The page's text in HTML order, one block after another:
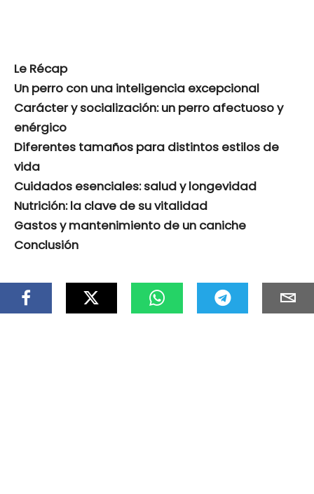
Le Récap
Un perro con una inteligencia excepcional
Carácter y socialización: un perro afectuoso y
enérgico
Diferentes tamaños para distintos estilos de
vida
Cuidados esenciales: salud y longevidad
Nutrición: la clave de su vitalidad
Gastos y mantenimiento de un caniche
Conclusión